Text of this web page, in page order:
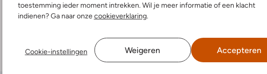
toestemming ieder moment intrekken. Wil je meer informatie of een klacht
indienen? Ga naar onzecookieverklaring.
Cookie-instellingen Weigeren Accepteren